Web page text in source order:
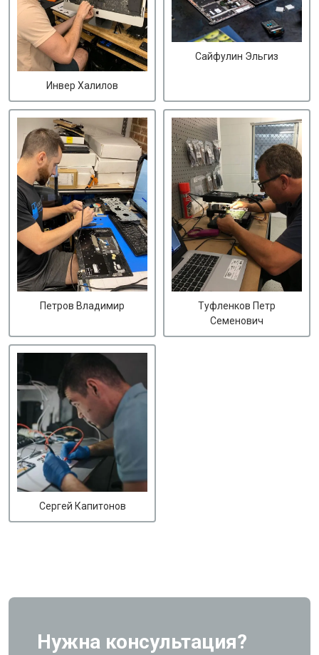
Инвер Халилов
Сайфулин Эльгиз
Петров Владимир
Туфленков Петр
Семенович
Сергей Капитонов
Нужна консультация?